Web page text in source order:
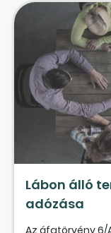
Lábon álló
adózása